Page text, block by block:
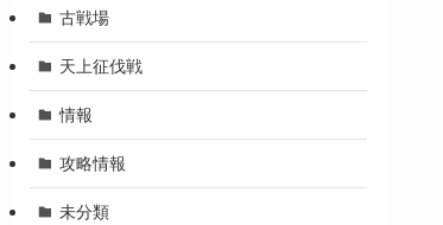
古戦場
天上征伐戦
情報
攻略情報
未分類